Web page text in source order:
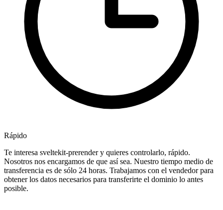
Rápido
Te interesa sveltekit-prerender y quieres controlarlo, rápido.
Nosotros nos encargamos de que así sea. Nuestro tiempo medio de
transferencia es de sólo 24 horas. Trabajamos con el vendedor para
obtener los datos necesarios para transferirte el dominio lo antes
posible.